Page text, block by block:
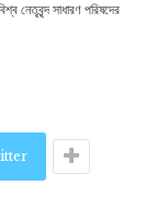
নেতৃবৃন্দ সাধারণ পরিষদের